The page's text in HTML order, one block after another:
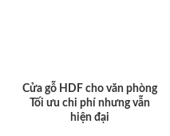
Cửa gỗ HDF cho văn phòng
Tối ưu chi phí nhưng vẫn
hiện đại